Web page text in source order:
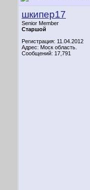
шкипер17
Senior Member
Старшой
Регистрация: 11.04.2012
Адрес: Моск область.
Сообщений: 17,791